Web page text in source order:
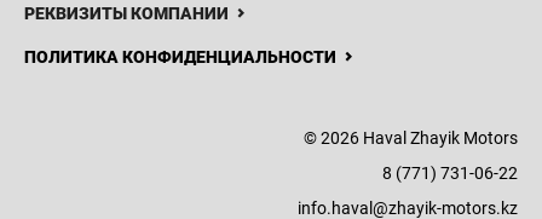
КОНТАКТЫ
РЕКВИЗИТЫ КОМПАНИИ
ПОЛИТИКА КОНФИДЕНЦИАЛЬНОСТИ
© 2026 Haval Zhayik Motors
8 (771) 731-06-22
info.haval@zhayik-motors.kz